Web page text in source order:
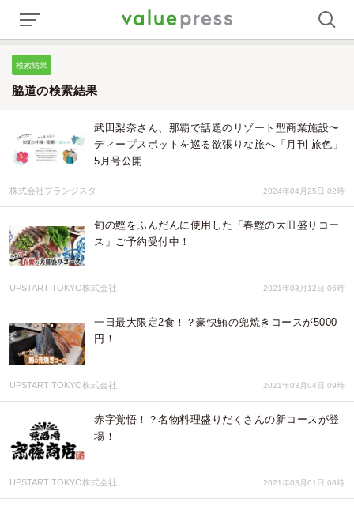
検索結果
脇道の検索結果
武田梨奈さん、那覇で話題のリゾート型商業施設〜
ディープスポットを巡る欲張りな旅へ「月刊 旅色」
5月号公開
株式会社ブランジスタ 2024年04月25日 02時
旬の鰹をふんだんに使用した「春鰹の大皿盛りコー
ス」ご予約受付中！
UPSTART TOKYO株式会社 2021年03月12日 06時
一日最大限定2食！？豪快鮪の兜焼きコースが5000
円！
UPSTART TOKYO株式会社 2021年03月04日 09時
赤字覚悟！？名物料理盛りだくさんの新コースが登
場！
UPSTART TOKYO株式会社 2021年03月01日 08時